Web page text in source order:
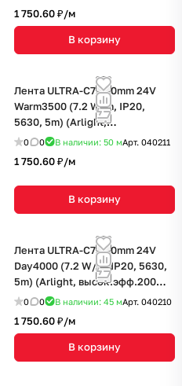
1 750.60 ₽/м
В корзину
Лента ULTRA-C72-10mm 24V
Warm3500 (7.2 W/m, IP20,
5630, 5m) (Arlight,
высок.эфф.200 лм/Вт)
0 0 В наличии: 50 мАрт. 040211
1 750.60 ₽/м
В корзину
Лента ULTRA-C72-10mm 24V
Day4000 (7.2 W/m, IP20, 5630,
5m) (Arlight, высок.эфф.200
лм/Вт)
0 0 В наличии: 45 мАрт. 040210
1 750.60 ₽/м
В корзину